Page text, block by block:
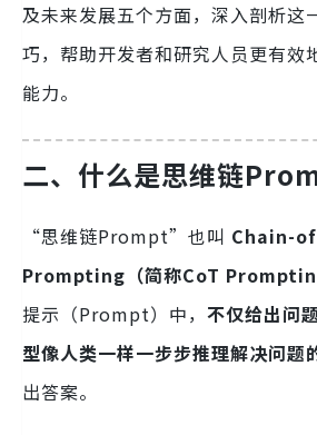
及未来发展五个方面，深入剖析
巧，帮助开发者和研究人员更有效
能力。
二、什么是思维链
“思维链Prompt”也叫 Chain-
Prompting（简称CoT
提示（Prompt）中， 不仅给出问
型像人类一样一步步推理解决问题
出答案。